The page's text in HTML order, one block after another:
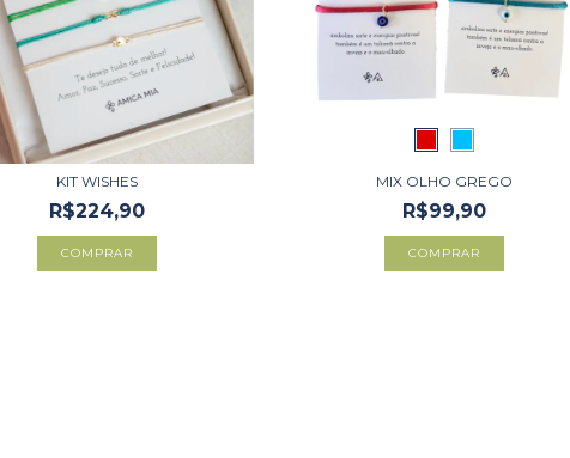
KIT WISHES
R$224,90
COMPRAR
MIX OLHO GREGO
R$99,90
COMPRAR